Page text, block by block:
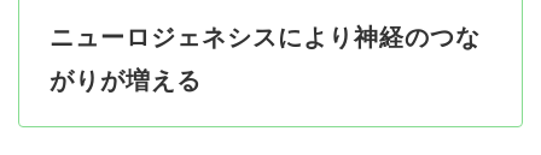
ニューロジェネシスにより神経のつな
がりが増える